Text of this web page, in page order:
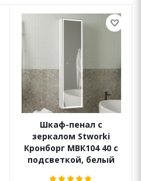
Шкаф-пенал с
зеркалом Stworki
Кронборг МВК104 40 с
подсветкой, белый